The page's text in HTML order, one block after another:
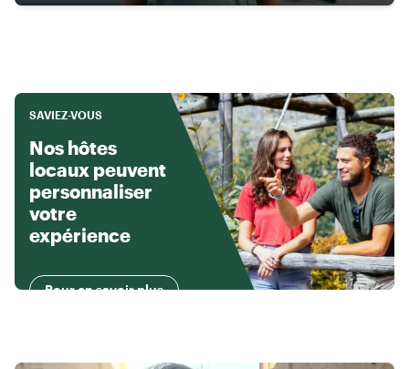
SAVIEZ-VOUS
Nos hôtes
locaux peuvent
personnaliser
votre
expérience
Pour en savoir plus